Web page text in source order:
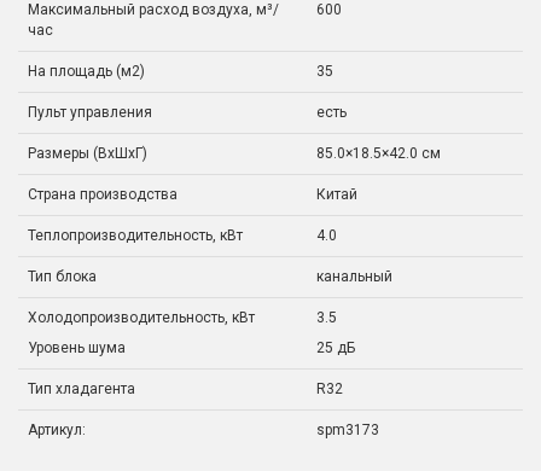
Максимальный расход воздуха, м³/
час
600
На площадь (м2) 35
Пульт управления есть
Размеры (ВхШхГ) 85.0×18.5×42.0 см
Страна производства Китай
Теплопроизводительность, кВт 4.0
Тип блока канальный
Холодопроизводительность, кВт
3.5
Уровень шума
25 дБ
Тип хладагента R32
Артикул: spm3173